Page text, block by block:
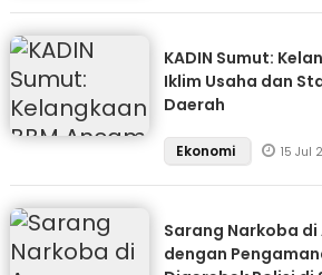
KADIN Sumut:
Iklim Usaha dan
Daerah
Ekonomi 15 Jul
Sarang Narkoba di
dengan